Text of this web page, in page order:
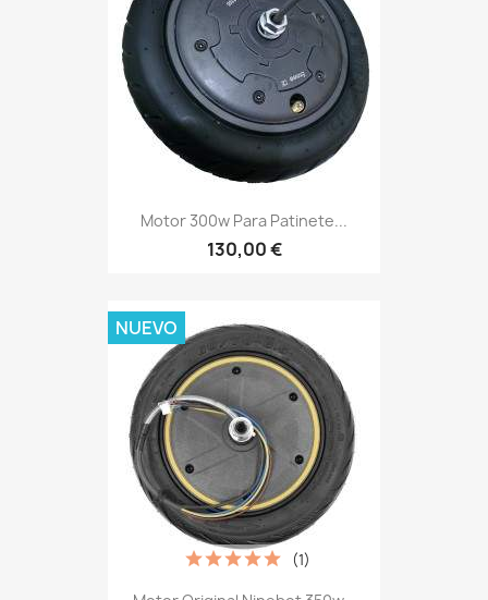
Motor 300w Para Patinete...
130,00 €
(1)
NUEVO